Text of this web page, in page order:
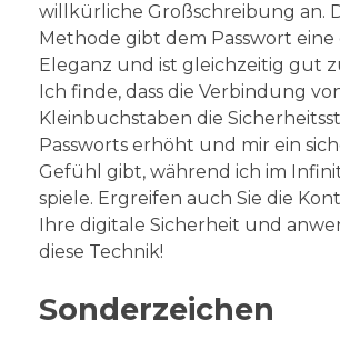
willkürliche Großschreibung an.
Methode gibt dem Passwort eine
Eleganz und ist gleichzeitig gut
Ich finde, dass die Verbindung
Kleinbuchstaben die
Passworts erhöht und mir ein
Gefühl gibt, während ich im
spiele. Ergreifen auch Sie die
Ihre digitale Sicherheit und
diese Technik!
Sonderzeichen